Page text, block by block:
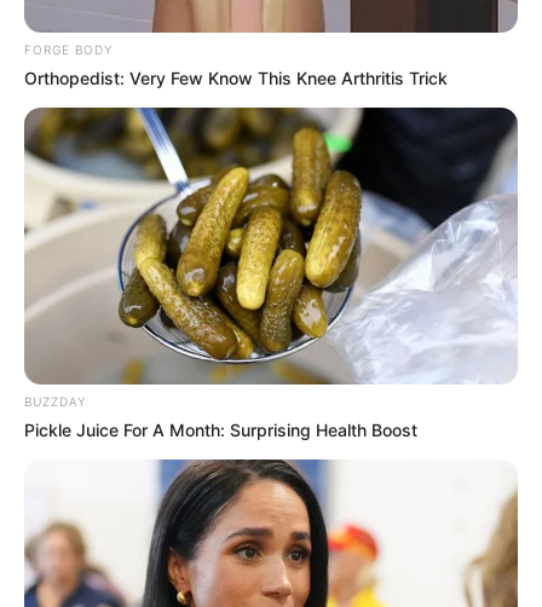
FORGE BODY
Orthopedist: Very Few Know This Knee Arthritis Trick
BUZZDAY
Pickle Juice For A Month: Surprising Health Boost